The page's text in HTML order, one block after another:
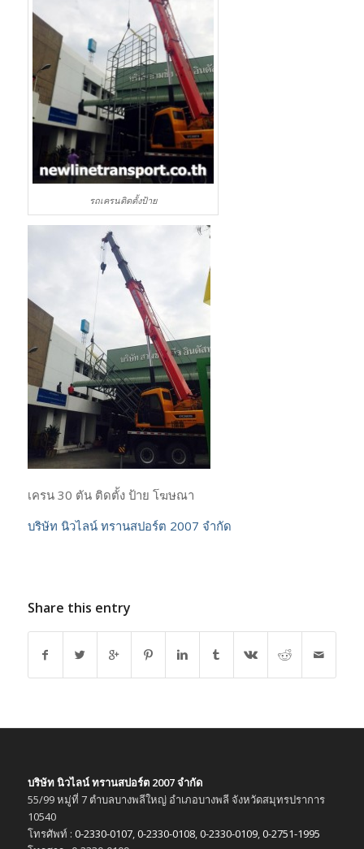
รถเครนติดตั้งป้าย
เครน 30 ตัน ติดตั้ง ป้าย โฆษณา
บริษัท นิวไลน์ ทรานสปอร์ต 2007 จำกัด
Share this entry
บริษัท นิวไลน์ ทรานสปอร์ต 2007 จำกัด
55/99 หมู่ที่ 7 ตำบลบางพลีใหญ่ อำเภอบางพลี จังหวัดสมุทรปราการ
10540
โทรศัพท์ : 0-2330-0107,0-2330-0108,0-2330-0109,0-2751-1995